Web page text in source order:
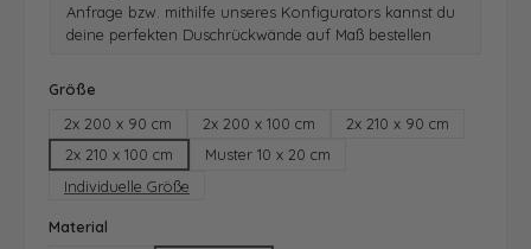
Anfrage bzw. mithilfe unseres Konfigurators kannst du
deine perfekten Duschrückwände auf Maß bestellen
Größe
2x 200 x 90 cm
2x 200 x 100 cm
2x 210 x 90 cm
2x 210 x 100 cm
Muster 10 x 20 cm
Individuelle Größe
Material